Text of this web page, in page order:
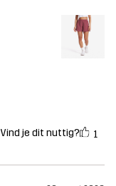
Vind je dit nuttig? 1